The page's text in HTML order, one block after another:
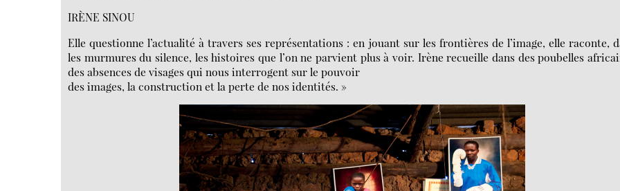
IRÈNE SINOU
Elle questionne l’actualité à travers ses représentations : en jouant sur les frontières de l’image, elle raconte,
les murmures du silence, les histoires que l’on ne parvient plus à voir. Irène recueille dans des poubelles
des absences de visages qui nous interrogent sur le pouvoir
des images, la construction et la perte de nos identités. »